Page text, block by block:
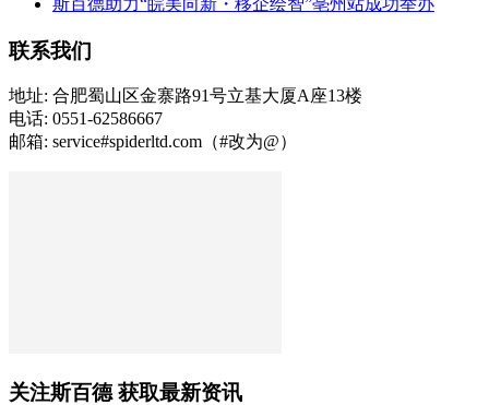
联系我们
地址: 合肥蜀山区金寨路91号立基大厦A座13楼
电话: 0551-62586667
邮箱: service#spiderltd.com（#改为@）
关注斯百德 获取最新资讯